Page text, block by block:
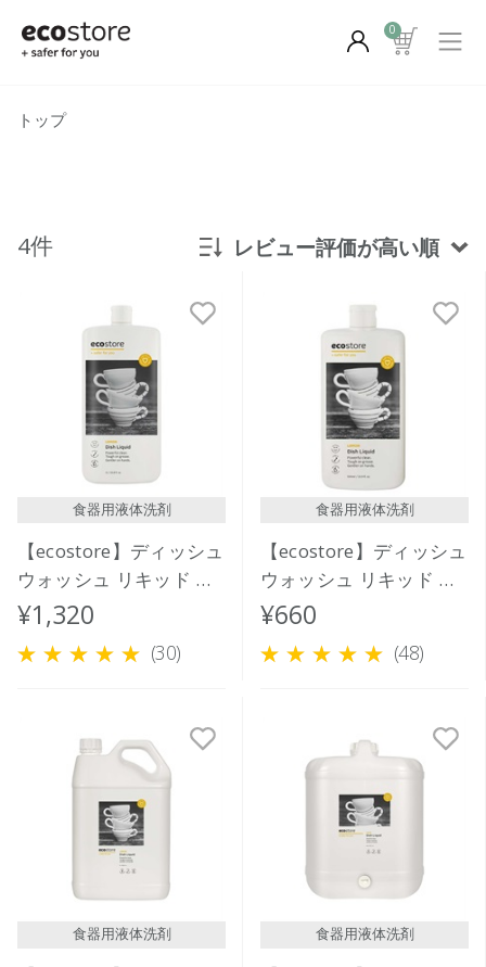
0
トップ
4件 レビュー評価が高い順
レビューが多い順
レビュー評価が高い順
食器用液体洗剤
【ecostore】ディッシュ
ウォッシュ リキッド ＜
レモン＞ 1L
¥1,320
(30)
食器用液体洗剤
【ecostore】ディッシュ
ウォッシュ リキッド ＜
レモン＞ 500mL
¥660
(48)
食器用液体洗剤 食器用液体洗剤